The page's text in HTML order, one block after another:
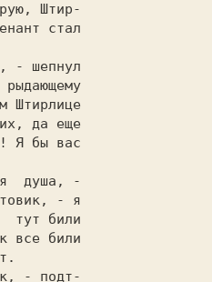
Штир-
стал
Штирлице
да еще
Я бы вас
- я
все били